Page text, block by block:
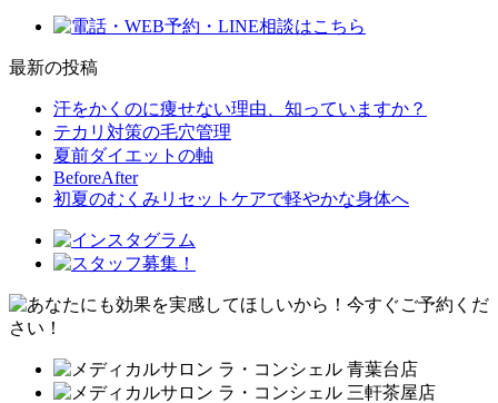
最新の投稿
汗をかくのに痩せない理由、知っていますか？
テカリ対策の毛穴管理
夏前ダイエットの軸
BeforeAfter
初夏のむくみリセットケアで軽やかな身体へ